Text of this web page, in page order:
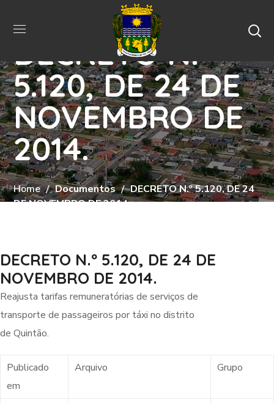
DECRETO N.º
5.120, DE 24 DE
NOVEMBRO DE
2014.
Home Documentos
DECRETO N.º 5.120, DE 24
DE NOVEMBRO DE 2014.
DECRETO N.º 5.120, DE 24 DE
NOVEMBRO DE 2014.
Reajusta tarifas remuneratórias de serviços de
transporte de passageiros por táxi no distrito
de Quintão.
Publicado
em
Arquivo Grupo